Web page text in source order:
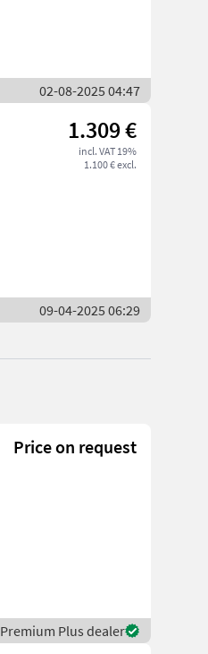
02-08-2025 04:47
1.309 €
incl. VAT 19%
1.100 € excl.
09-04-2025 06:29
Price on request
Premium Plus dealer